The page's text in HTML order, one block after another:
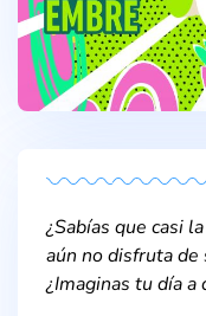
¿Sabías que casi
aún no disfruta de
¿Imaginas tu día